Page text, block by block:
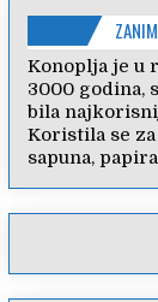
Konoplja je u
3000 godina,
bila
Koristila se
sapuna,